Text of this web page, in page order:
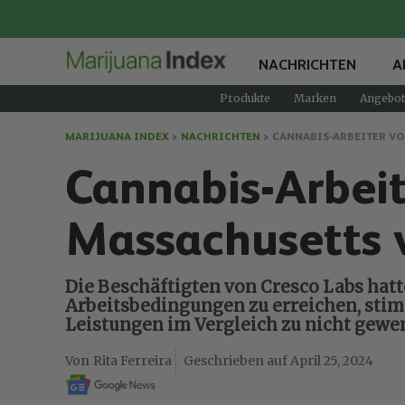
NACHRICHTEN
Produkte Marken
MARIJUANA INDEX > NACHRICHTEN > CANNABIS-ARBEITER
Cannabis-
Massachusetts
Die Beschäftigten von Cresco Labs
Arbeitsbedingungen zu erreichen,
Leistungen im Vergleich zu nicht
Rita Ferreira April 25, 2024